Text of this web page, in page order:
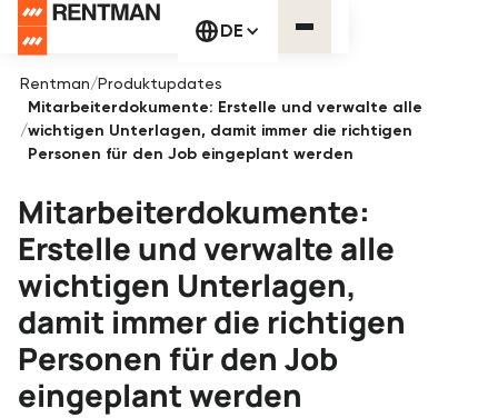
DE
Rentman/Produktupdates
/
Mitarbeiterdokumente: Erstelle und verwalte alle
wichtigen Unterlagen, damit immer die richtigen
Personen für den Job eingeplant werden
Mitarbeiterdokumente:
Erstelle und verwalte alle
wichtigen Unterlagen,
damit immer die richtigen
Personen für den Job
eingeplant werden